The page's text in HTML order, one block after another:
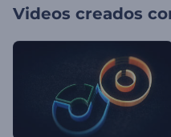
Videos creados